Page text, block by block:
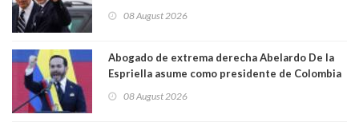
08 August 2026
Abogado de extrema derecha Abelardo De la
Espriella asume como presidente de Colombia
08 August 2026